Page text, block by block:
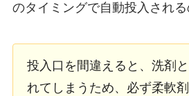
のタイミングで自動投入される
投入口を間違えると、洗剤
れてしまうため、必ず柔軟